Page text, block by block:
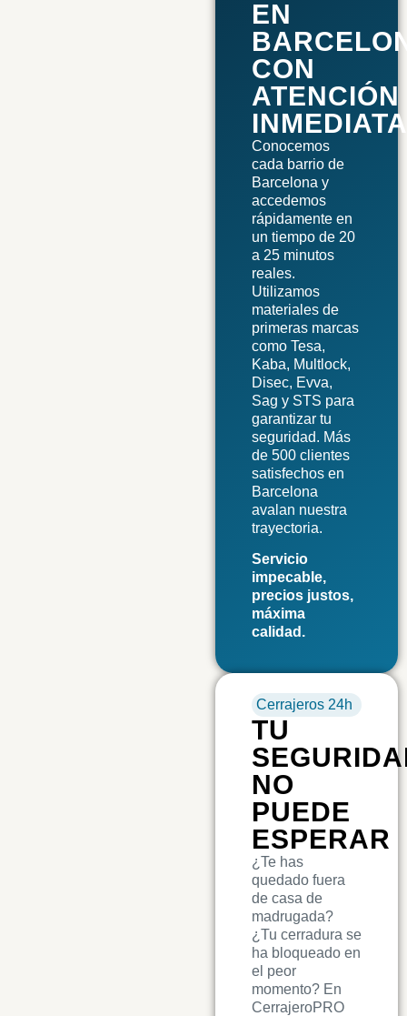
EN
CON
ATENCIÓN
INMEDIATA
Conocemos
cada barrio de
Barcelona y
accedemos
rápidamente en
un tiempo de 20
a 25 minutos
reales.
Utilizamos
materiales de
primeras marcas
como Tesa,
Kaba, Multlock,
Disec, Evva,
Sag y STS para
garantizar tu
seguridad. Más
de 500 clientes
satisfechos en
Barcelona
avalan nuestra
trayectoria.
Servicio
impecable,
precios justos,
máxima
calidad.
Cerrajeros 24h
TU
NO
PUEDE
ESPERAR
¿Te has
quedado fuera
de casa de
madrugada?
¿Tu cerradura se
ha bloqueado en
el peor
momento? En
CerrajeroPRO